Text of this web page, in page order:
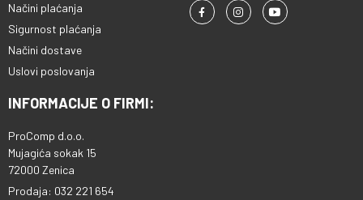
Načini plaćanja
Sigurnost plaćanja
Načini dostave
Uslovi poslovanja
INFORMACIJE O FIRMI:
ProComp d.o.o.
Mujagića sokak 15
72000 Zenica
Prodaja: 032 221 654